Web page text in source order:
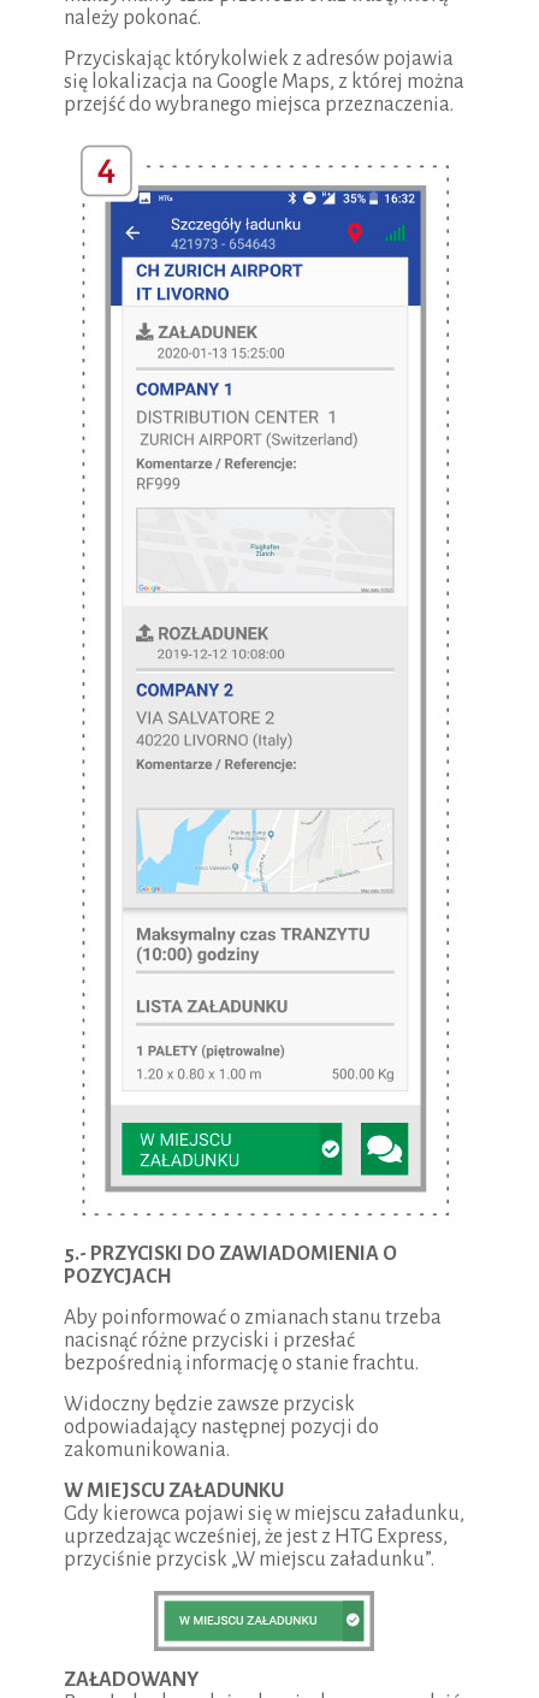
należy pokonać.
Przyciskając którykolwiek z adresów pojawia
się lokalizacja na Google Maps, z której można
przejść do wybranego miejsca przeznaczenia.
5.- PRZYCISKI DO ZAWIADOMIENIA O
POZYCJACH
Aby poinformować o zmianach stanu trzeba
nacisnąć różne przyciski i przesłać
bezpośrednią informację o stanie frachtu.
Widoczny będzie zawsze przycisk
odpowiadający następnej pozycji do
zakomunikowania.
W MIEJSCU ZAŁADUNKU
Gdy kierowca pojawi się w miejscu załadunku,
uprzedzając wcześniej, że jest z HTG Express,
przyciśnie przycisk „W miejscu załadunku”.
ZAŁADOWANY